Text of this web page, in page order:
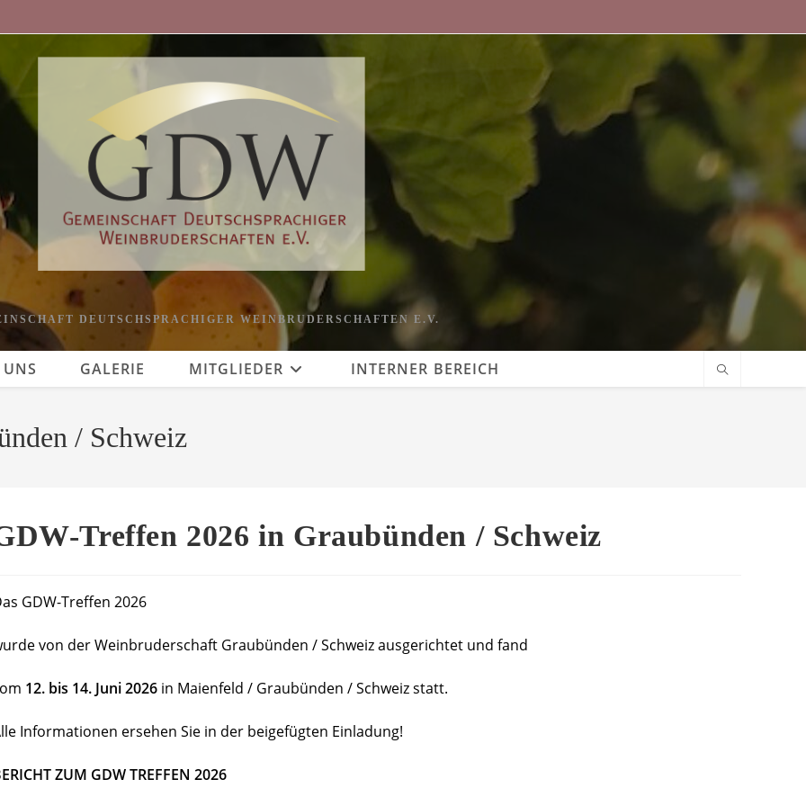
DEUTSCHSPRACHIGER WEINBRUDERSCHAFTEN E.V.
GALERIE MITGLIEDER INTERNER BEREICH
/ Schweiz
Treffen 2026 in Graubünden / Schweiz
GDW-Treffen 2026
von der Weinbruderschaft Graubünden / Schweiz ausgerichtet und fand
12. bis 14. Juni 2026 in Maienfeld / Graubünden / Schweiz statt.
Informationen ersehen Sie in der beigefügten Einladung!
ZUM GDW TREFFEN 2026